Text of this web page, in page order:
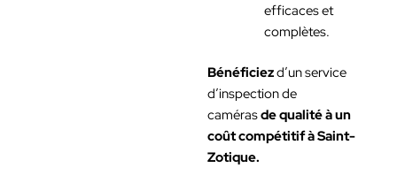
efficaces et
complètes.
Bénéficiezd’un service
d’inspection de
camérasdequalité à un
coût compétitif à Saint-
Zotique.